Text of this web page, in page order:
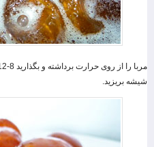
شیشه بریزید.